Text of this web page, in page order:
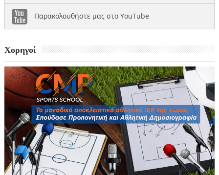
Παρακολουθήστε μας στο YouTube
Χορηγοί